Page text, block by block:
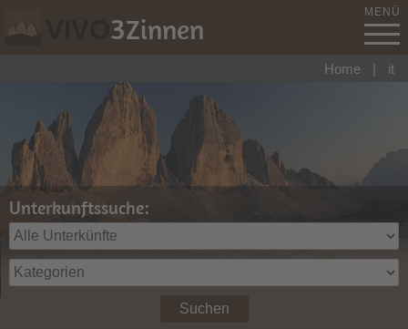
3Zinnen MENÜ
Unterkunftssuche:
Suchen
Home | it